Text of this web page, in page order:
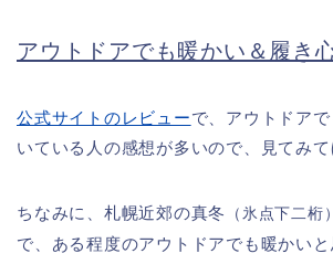
アウトドアでも暖かい＆履き
公式サイトのレビューで、アウトドア
いている人の感想が多いので、見てみて
ちなみに、札幌近郊の真冬 （氷点下二桁）
で、ある程度のアウトドアでも暖かいと